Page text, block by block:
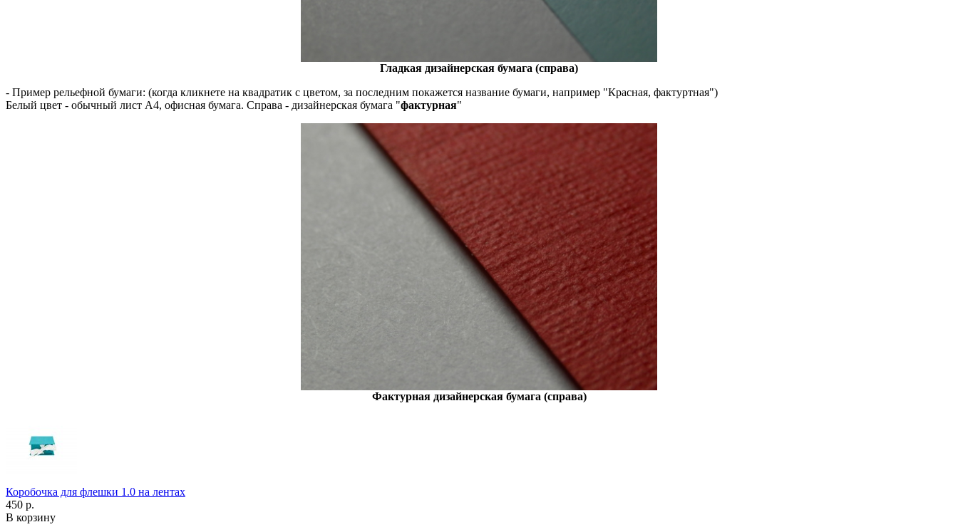
Гладкая дизайнерская бумага (справа)
- Пример рельефной бумаги: (когда кликнете на квадратик с цветом, за последним покажется название бумаги, например "Красная, фактуртная")
Белый цвет - обычный лист А4, офисная бумага. Справа - дизайнерская бумага "фактурная"
Фактурная дизайнерская бумага (справа)
Коробочка для флешки 1.0 на лентах
450 р.
В корзину